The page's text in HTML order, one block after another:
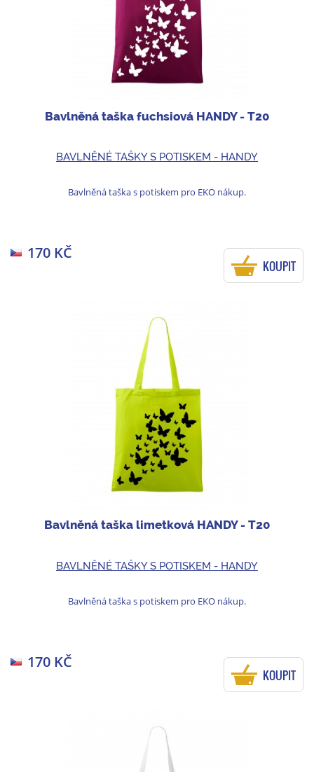
Bavlněná taška fuchsiová HANDY - T20
BAVLNĚNÉ TAŠKY S POTISKEM - HANDY
Bavlněná taška s potiskem pro EKO nákup.
170 KČ
KOUPIT
Bavlněná taška limetková HANDY - T20
BAVLNĚNÉ TAŠKY S POTISKEM - HANDY
Bavlněná taška s potiskem pro EKO nákup.
170 KČ
KOUPIT